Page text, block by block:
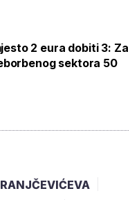
2 eura dobiti 3: Za
sektora 50